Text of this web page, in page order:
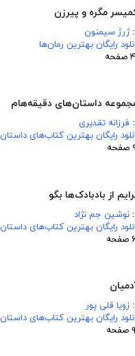
مگره و پیرزن
ژرژ سیمنون
رایگان بهترین رمان‌ها
داستان‌های دقیقه‌هام
فرزانه تقدیری
رایگان بهترین کتاب‌های داستان
از بادبادک‌ها بگو
نوشین جم نژاد
رایگان بهترین کتاب‌های داستان
زویا قلی پور
رایگان بهترین کتاب‌های داستان